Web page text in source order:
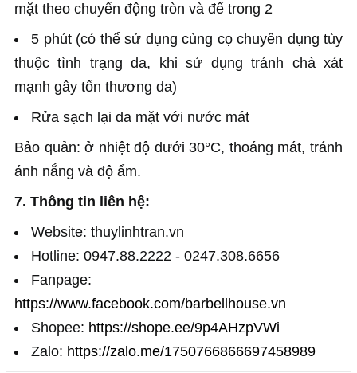
mặt theo chuyển động tròn và để trong 2
5 phút (có thể sử dụng cùng cọ chuyên dụng tùy
thuộc tình trạng da, khi sử dụng tránh chà xát
mạnh gây tổn thương da)
Rửa sạch lại da mặt với nước mát
Bảo quản: ở nhiệt độ dưới 30°C, thoáng mát, tránh
ánh nắng và độ ẩm.
7. Thông tin liên hệ:
Website: thuylinhtran.vn
Hotline: 0947.88.2222 - 0247.308.6656
Fanpage:
https://www.facebook.com/barbellhouse.vn
Shopee: https://shope.ee/9p4AHzpVWi
Zalo: https://zalo.me/1750766866697458989